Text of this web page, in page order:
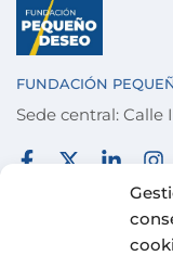
FUNDACIÓN
Sede central: Calle